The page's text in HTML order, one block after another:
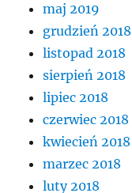
maj 2019
grudzień 2018
listopad 2018
sierpień 2018
lipiec 2018
czerwiec 2018
kwiecień 2018
marzec 2018
luty 2018